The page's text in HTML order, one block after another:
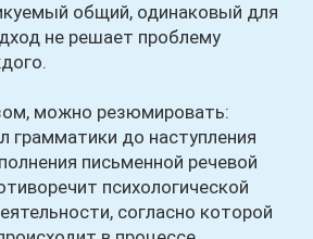
общий, одинаковый для
не решает проблему
можно резюмировать:
грамматики до наступления
письменной речевой
психологической
согласно которой